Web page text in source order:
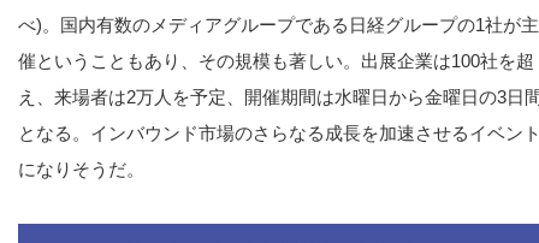
べ)。国内有数のメディアグループである日経グループの1社が主
催ということもあり、その規模も著しい。出展企業は100社を超
え、来場者は2万人を予定、開催期間は水曜日から金曜日の3日
となる。インバウンド市場のさらなる成長を加速させるイベン
になりそうだ。